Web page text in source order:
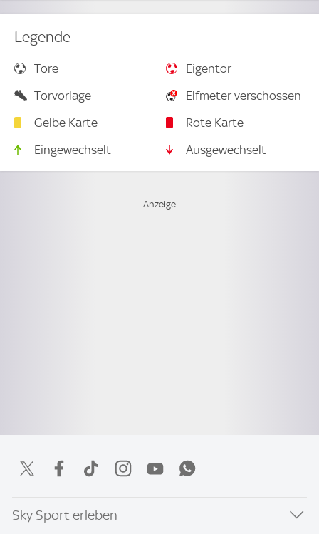
Legende
Tore
Eigentor
Torvorlage
Elfmeter verschossen
Gelbe Karte
Rote Karte
Eingewechselt
Ausgewechselt
Sky Sport erleben